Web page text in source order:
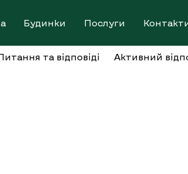
Будинки Послуги
та відповіді Активний